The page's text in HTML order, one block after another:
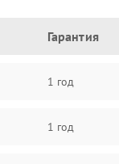
Гарантия
1 год
1 год